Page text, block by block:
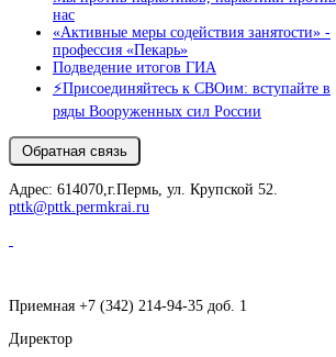
нас
«Активные меры содействия занятости» -
профессия «Пекарь»
Подведение итогов ГИА
⚡️Присоединяйтесь к СВОим: вступайте в
ряды Вооруженных сил России
Адрес: 614070,г.Пермь, ул. Крупской 52.
pttk@pttk.permkrai.ru
Приемная +7 (342) 214-94-35 доб. 1
Директор